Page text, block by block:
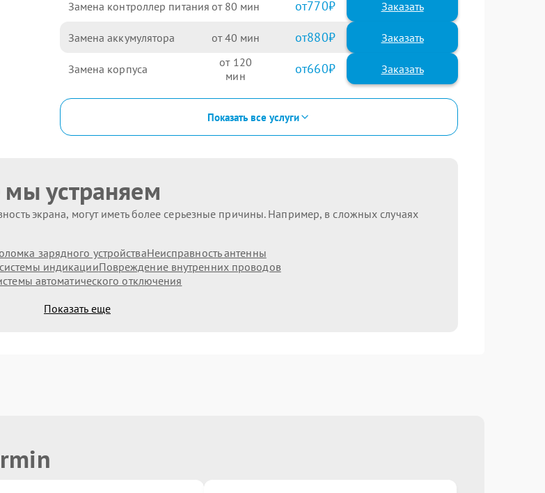
Замена контроллер питания 80 770
Замена аккумулятора 40 880
Замена корпуса 120 660
Показать все услуги
устраняем
экрана, могут иметь более серьезные причины. Например, в сложных случаях
зарядного устройстваНеисправность антенны
индикацииПовреждение внутренних проводов
автоматического отключения
Показать еще